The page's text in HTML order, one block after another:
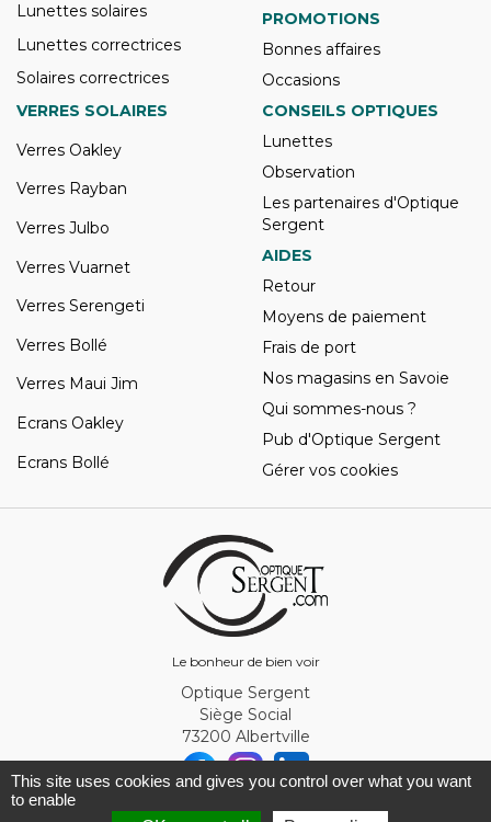
Le bonheur de bien voir
Lunettes solaires
Lunettes correctrices
Solaires correctrices
PROMOTIONS
Bonnes affaires
Occasions
VERRES SOLAIRES
Verres Oakley
Verres Rayban
Verres Julbo
Verres Vuarnet
Verres Serengeti
Verres Bollé
Verres Maui Jim
Ecrans Oakley
Ecrans Bollé
CONSEILS OPTIQUES
Lunettes
Observation
Les partenaires d'Optique
Sergent
AIDES
Retour
Moyens de paiement
Frais de port
Nos magasins en Savoie
Qui sommes-nous ?
Pub d'Optique Sergent
Gérer vos cookies
Optique Sergent
Siège Social
73200 Albertville
This site uses cookies and gives you control over what you want
to enable